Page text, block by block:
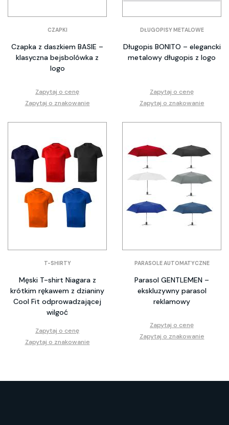
CZAPKI
Czapka z daszkiem BASIE –
klasyczna bejsbolówka z
logo
Zapytaj o cenę
Zapytaj o znakowanie
DŁUGOPISY METALOWE
Długopis BONITO – elegancki
metalowy długopis z logo
Zapytaj o cenę
Zapytaj o znakowanie
T-SHIRTY
Męski T-shirt Niagara z
krótkim rękawem z dzianiny
Cool Fit odprowadzającej
wilgoć
Zapytaj o cenę
Zapytaj o znakowanie
PARASOLE AUTOMATYCZNE
Parasol GENTLEMEN –
ekskluzywny parasol
reklamowy
Zapytaj o cenę
Zapytaj o znakowanie